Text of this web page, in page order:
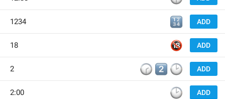
ADD
🔢
1234
ADD
🔞
18
ADD
🕝
2️⃣
🕑
2
ADD
🕑
2:00